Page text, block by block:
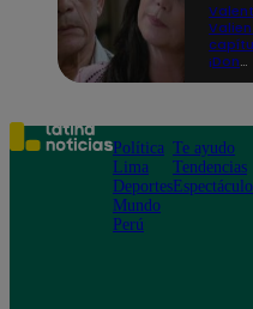
¡Don
Frida
en una
Política
Lima
Deportes
Mundo
Perú
Te ayudo
Tendencias